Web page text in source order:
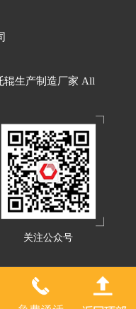
辊生产制造厂家 All
关注公众号